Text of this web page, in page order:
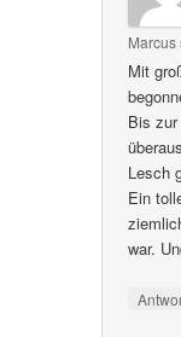
Marcus
Mit
Bis
Lesch
Ein
war.